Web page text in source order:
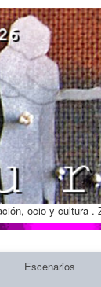
ocio y cultura .
Escenarios